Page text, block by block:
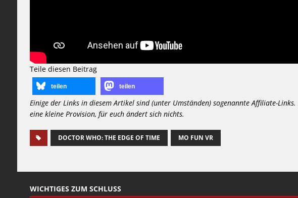
Teile diesen Beitrag
teilen teilen
Einige der Links in diesem Artikel sind (unter Umständen) sogenannte Affiliate-
eine kleine Provision, für euch ändert sich nichts.
DOCTOR WHO: THE EDGE OF TIME MO FUN VR
WICHTIGES ZUM SCHLUSS